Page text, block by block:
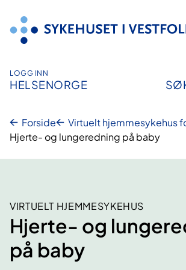
innhold
LOGG INN
HELSENORGE
Forside
Virtuelt hjemmesykehus
Hjerte- og lungeredning på baby
VIRTUELT HJEMMESYKEHUS
Hjerte- og
på baby